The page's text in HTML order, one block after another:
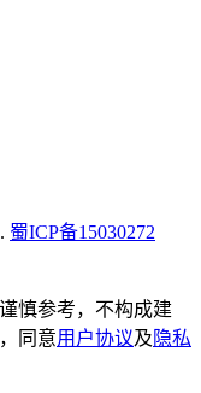
蜀ICP备15030272
慎参考，不构成建
同意用户协议及 隐私